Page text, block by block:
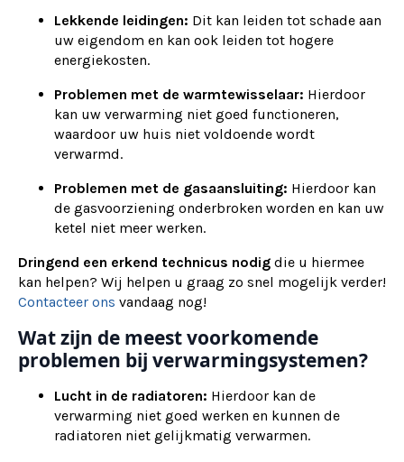
Lekkende leidingen: Dit kan leiden tot schade aan
uw eigendom en kan ook leiden tot hogere
energiekosten.
Problemen met de warmtewisselaar: Hierdoor
kan uw verwarming niet goed functioneren,
waardoor uw huis niet voldoende wordt
verwarmd.
Problemen met de gasaansluiting: Hierdoor kan
de gasvoorziening onderbroken worden en kan uw
ketel niet meer werken.
Dringend een erkend technicus nodig die u hiermee
kan helpen? Wij helpen u graag zo snel mogelijk verder!
Contacteer ons vandaag nog!
Wat zijn de meest voorkomende
problemen bij verwarmingsystemen?
Lucht in de radiatoren: Hierdoor kan de
verwarming niet goed werken en kunnen de
radiatoren niet gelijkmatig verwarmen.